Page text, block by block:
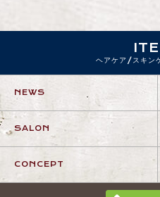
ヘアケア/スキン
NEWS
SALON
CONCEPT